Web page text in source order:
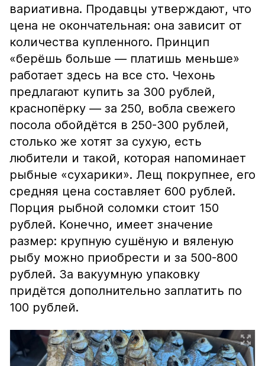
вариативна. Продавцы утверждают, что
цена не окончательная: она зависит от
количества купленного. Принцип
«берёшь больше — платишь меньше»
работает здесь на все сто. Чехонь
предлагают купить за 300 рублей,
краснопёрку — за 250, вобла свежего
посола обойдётся в 250-300 рублей,
столько же хотят за сухую, есть
любители и такой, которая напоминает
рыбные «сухарики». Лещ покрупнее, его
средняя цена составляет 600 рублей.
Порция рыбной соломки стоит 150
рублей. Конечно, имеет значение
размер: крупную сушёную и вяленую
рыбу можно приобрести и за 500-800
рублей. За вакуумную упаковку
придётся дополнительно заплатить по
100 рублей.